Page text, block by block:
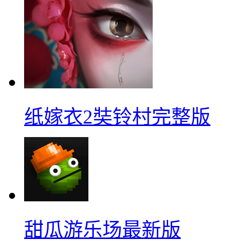
纸嫁衣2奘铃村完整版
甜瓜游乐场最新版